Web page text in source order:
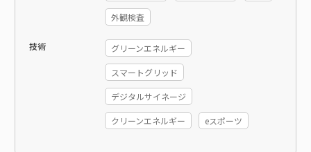
外観検査
技術 グリーンエネルギー
スマートグリッド
デジタルサイネージ
クリーンエネルギー eスポーツ